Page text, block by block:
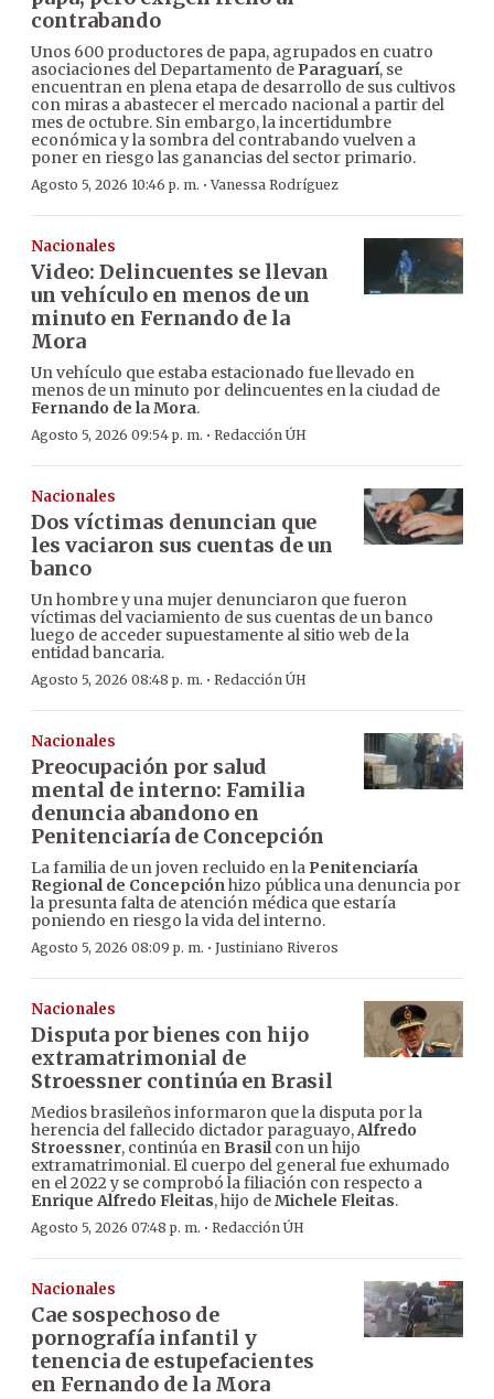
contrabando
Unos 600 productores de papa, agrupados en cuatro
asociaciones del Departamento de Paraguarí, se
encuentran en plena etapa de desarrollo de sus cultivos
con miras a abastecer el mercado nacional a partir del
mes de octubre. Sin embargo, la incertidumbre
económica y la sombra del contrabando vuelven a
poner en riesgo las ganancias del sector primario.
Agosto 5, 2026 10:46 p. m. ·Vanessa Rodríguez
Nacionales
Video: Delincuentes se llevan
un vehículo en menos de un
minuto en Fernando de la
Mora
Un vehículo que estaba estacionado fue llevado en
menos de un minuto por delincuentes en la ciudad de
Fernando de la Mora.
Agosto 5, 2026 09:54 p. m. · Redacción ÚH
Nacionales
Dos víctimas denuncian que
les vaciaron sus cuentas de un
banco
Un hombre y una mujer denunciaron que fueron
víctimas del vaciamiento de sus cuentas de un banco
luego de acceder supuestamente al sitio web de la
entidad bancaria.
Agosto 5, 2026 08:48 p. m. · Redacción ÚH
Nacionales
Preocupación por salud
mental de interno: Familia
denuncia abandono en
Penitenciaría de Concepción
La familia de un joven recluido en la Penitenciaría
Regional de Concepciónhizo pública una denuncia por
la presunta falta de atención médica que estaría
poniendo en riesgo la vida del interno.
Agosto 5, 2026 08:09 p. m. · Justiniano Riveros
Nacionales
Disputa por bienes con hijo
extramatrimonial de
Stroessner continúa en Brasil
Medios brasileños informaron que la disputa por la
herencia del fallecido dictador paraguayo,Alfredo
Stroessner, continúa en Brasilcon un hijo
extramatrimonial. El cuerpo del general fue exhumado
en el 2022 y se comprobó la filiación con respecto a
Enrique Alfredo Fleitas, hijo deMichele Fleitas.
Agosto 5, 2026 07:48 p. m. · Redacción ÚH
Nacionales
Cae sospechoso de
pornografía infantil y
tenencia de estupefacientes
en Fernando de la Mora